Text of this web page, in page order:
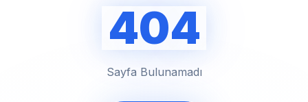
404
Sayfa Bulunamadı